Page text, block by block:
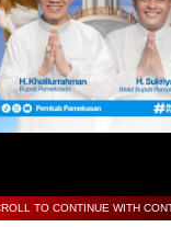
TO CONTINUE WITH